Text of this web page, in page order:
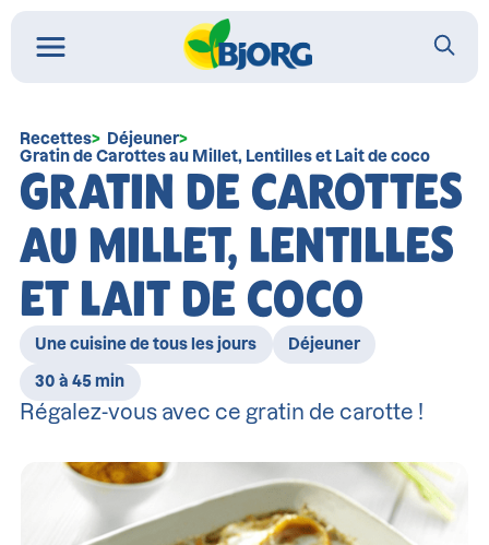
Recettes
Déjeuner
Gratin de Carottes au Millet, Lentilles et Lait de coco
GRATIN DE CAROTTES
AU MILLET, LENTILLES
ET LAIT DE COCO
Une cuisine de tous les jours Déjeuner
30 à 45 min
Régalez-vous avec ce gratin de carotte !